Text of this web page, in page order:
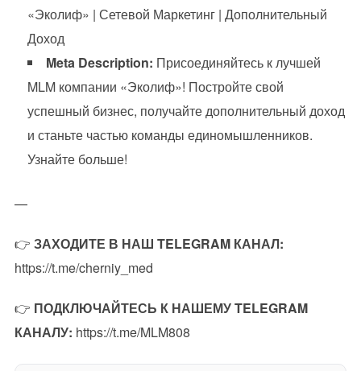
«Эколиф» | Сетевой Маркетинг | Дополнительный
Доход
Meta Description: Присоединяйтесь к лучшей
MLM компании «Эколиф»! Постройте свой
успешный бизнес, получайте дополнительный доход
и станьте частью команды единомышленников.
Узнайте больше!
—
👉 ЗАХОДИТЕ В НАШ TELEGRAM КАНАЛ:
https://t.me/cherniy_med
👉 ПОДКЛЮЧАЙТЕСЬ К НАШЕМУ TELEGRAM
КАНАЛУ: https://t.me/MLM808